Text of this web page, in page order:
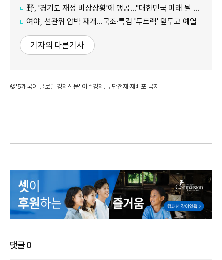
野, '경기도 재정 비상상황'에 맹공…"대한민국 미래 될 수도"
여야, 선관위 압박 재개…국조·특검 '투트랙' 앞두고 예열
기자의 다른기사
©'5개국어 글로벌 경제신문' 아주경제. 무단전재·재배포 금지
댓글0